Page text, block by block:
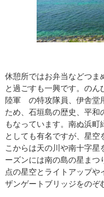
休憩所ではお弁当などつま
と過ごすも一興です。の
陸軍 の特攻隊員、伊舎堂
ため、石垣島の歴史、平和
もなっています。南ぬ浜町
としても有名ですが、星空
こからは天の川や南十字
ーズンには南の島の星まつ
点の星空とライトアップ
ザンゲートブリッジをのぞ